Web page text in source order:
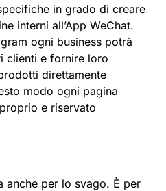
in grado di creare
interni all’App WeChat.
ogni business potrà
clienti e fornire loro
direttamente
modo ogni pagina
e riservato
anche per lo svago. È per